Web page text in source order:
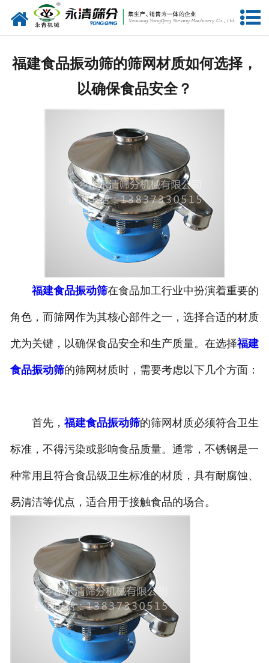
网站首页
产品中心
资质荣誉
服务准则
视频中心
联系我们
福建食品振动筛的筛网材质如何选择，
以确保食品安全？
福建食品振动筛在食品加工行业中扮演着重要的
角色，而筛网作为其核心部件之一，选择合适的材质
尤为关键，以确保食品安全和生产质量。在选择福建
食品振动筛的筛网材质时，需要考虑以下几个方面：
首先， 福建食品振动筛的筛网材质必须符合卫生
标准，不得污染或影响食品质量。通常，不锈钢是一
种常用且符合食品级卫生标准的材质，具有耐腐蚀、
易清洁等优点，适合用于接触食品的场合。